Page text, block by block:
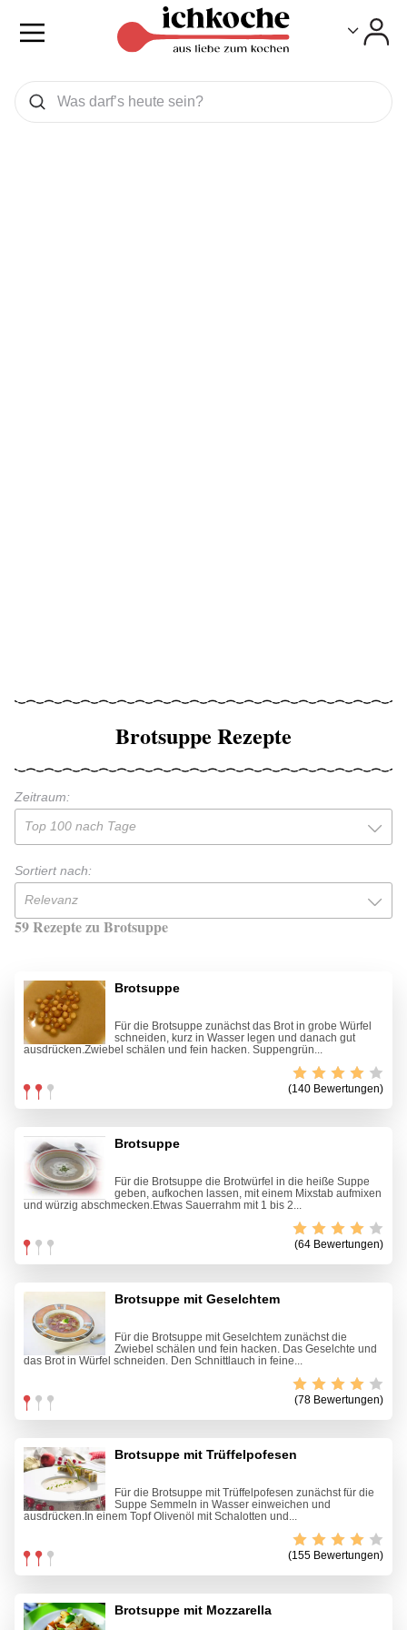
Was wollen Sie suchen
Suchen
Brotsuppe Rezepte
Zeitraum:
Top 100 nach Tage
Sortiert nach:
Relevanz
59 Rezepte zu Brotsuppe
Brotsuppe
Für die Brotsuppe zunächst das Brot in grobe Würfel
schneiden, kurz in Wasser legen und danach gut
ausdrücken.Zwiebel schälen und fein hacken. Suppengrün...
(140 Bewertungen)
Brotsuppe
Für die Brotsuppe die Brotwürfel in die heiße Suppe
geben, aufkochen lassen, mit einem Mixstab aufmixen
und würzig abschmecken.Etwas Sauerrahm mit 1 bis 2...
(64 Bewertungen)
Brotsuppe mit Geselchtem
Für die Brotsuppe mit Geselchtem zunächst die
Zwiebel schälen und fein hacken. Das Geselchte und
das Brot in Würfel schneiden. Den Schnittlauch in feine...
(78 Bewertungen)
Brotsuppe mit Trüffelpofesen
Für die Brotsuppe mit Trüffelpofesen zunächst für die
Suppe Semmeln in Wasser einweichen und
ausdrücken.In einem Topf Olivenöl mit Schalotten und...
(155 Bewertungen)
Brotsuppe mit Mozzarella